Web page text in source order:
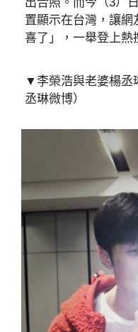
置顯示在台灣，讓網
喜了」，一舉登上熱
▼李榮浩與老婆楊丞
丞琳微博）